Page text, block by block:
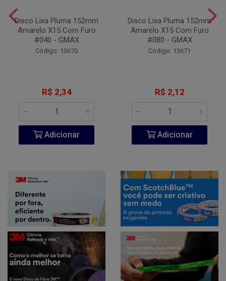
Disco Lixa Pluma 152mm
Amarelo X15 Com Furo
#040 - GMAX
Código: 13670
R$ 2,34
Adicionar
Disco Lixa Pluma 152mm
Amarelo X15 Com Furo
#080 - GMAX
Código: 13671
R$ 2,12
Adicionar